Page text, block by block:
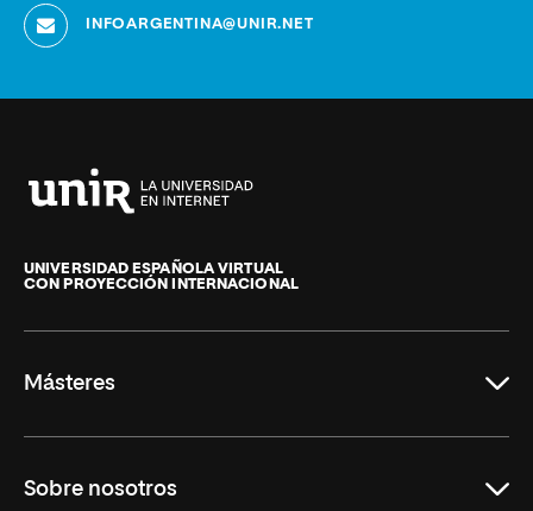
INFOARGENTINA@UNIR.NET
de
La
UNIVERSIDAD ESPAÑOLA VIRTUAL
CON PROYECCIÓN INTERNACIONAL
Másteres
Derecho
Sobre nosotros